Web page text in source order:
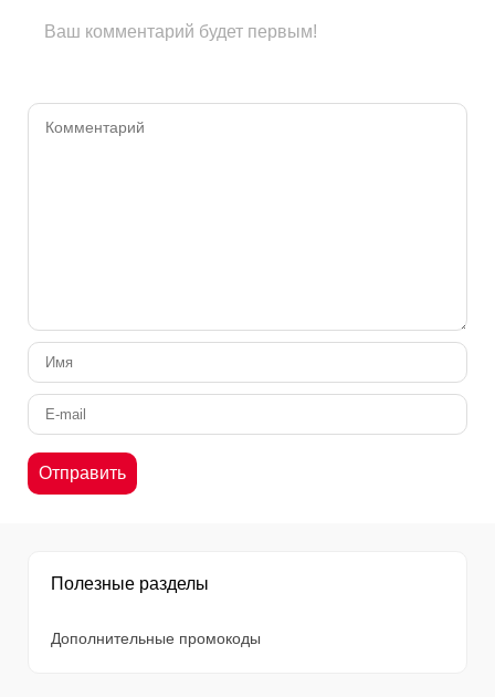
Ваш комментарий будет первым!
Полезные разделы
Дополнительные промокоды